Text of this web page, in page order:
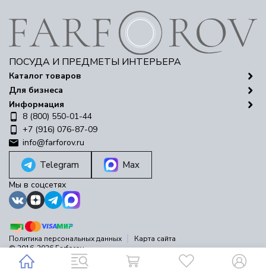
ПОСУДА И ПРЕДМЕТЫ ИНТЕРЬЕРА
Каталог товаров
Для бизнеса
Информация
8 (800) 550-01-44
+7 (916) 076-87-09
info@farforov.ru
Telegram Max
Мы в соцсетях
Политика персональных данных
Карта сайта
© 2016-2026 Farforov
Разработано в
bodysite.ru